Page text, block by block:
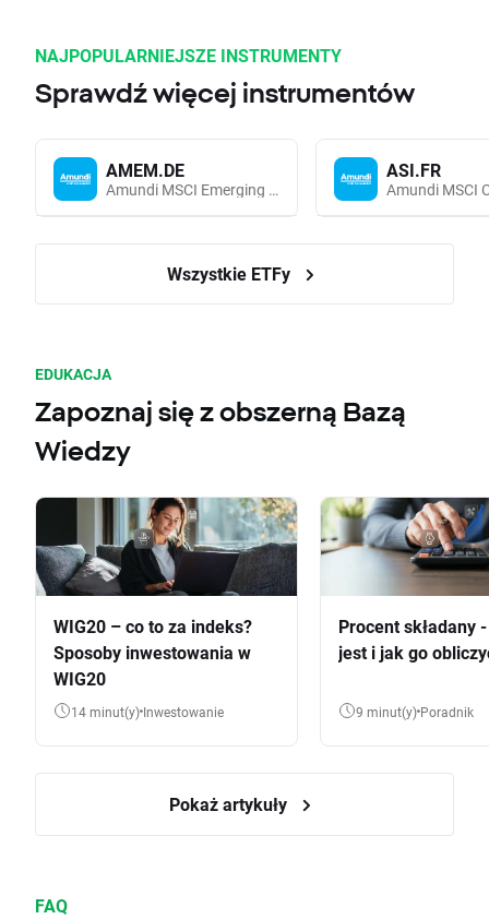
NAJPOPULARNIEJSZE INSTRUMENTY
Sprawdź więcej instrumentów
AMEM.DE
Amundi MSCI Emerging Markets UCITS (Acc EUR)
ASI.FR
Wszystkie ETFy
EDUKACJA
Zapoznaj się z obszerną Bazą
Wiedzy
WIG20 – co to za indeks?
Sposoby inwestowania w
WIG20
14 minut(y) Inwestowanie
Procent składany
jest i jak go
9 minut(y) Poradnik
Pokaż artykuły
FAQ